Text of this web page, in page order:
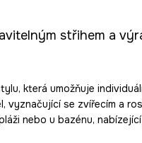
střihem a
která umožňuje
vyznačující se zvířecím a
nebo u bazénu,